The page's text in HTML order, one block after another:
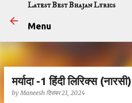
सीधे मुख्य सामग्री
Latest Best Bhajan Lyrics
Menu
मर्यादा -1 हिंदी लिरिक्स (नारसी)
byManeesh दिसंबर 21, 2024